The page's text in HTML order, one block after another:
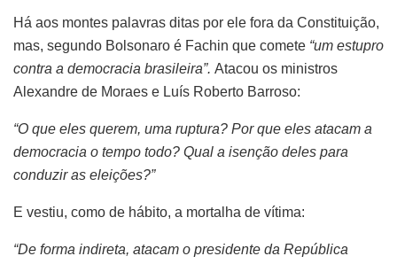
Há aos montes palavras ditas por ele fora da Constituição,
mas, segundo Bolsonaro é Fachin que comete “um estupro
contra a democracia brasileira”. Atacou os ministros
Alexandre de Moraes e Luís Roberto Barroso:
“O que eles querem, uma ruptura? Por que eles atacam a
democracia o tempo todo? Qual a isenção deles para
conduzir as eleições?”
E vestiu, como de hábito, a mortalha de vítima:
“De forma indireta, atacam o presidente da República